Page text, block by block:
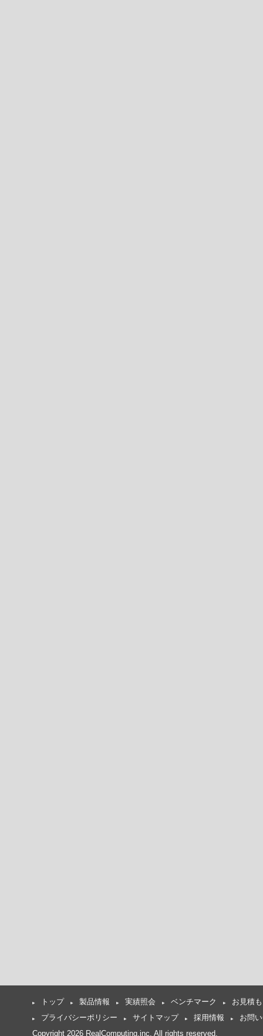
トップ 製品情報 実績照会 ベンチマーク
お見積
プライバシーポリシー
サイトマップ 採用情報
お問
Copyright 2026 RealComputing,inc. All rights reserved.